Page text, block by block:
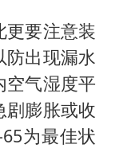
更要注意装
防出现漏水
空气湿度平
剧膨胀或收
为最佳状